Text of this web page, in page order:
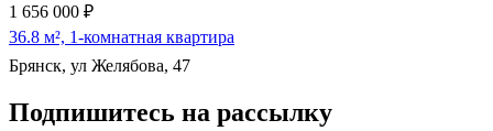
1 656 000 ₽
36.8 м², 1-комнатная квартира
Брянск, ул Желябова, 47
Подпишитесь на рассылку